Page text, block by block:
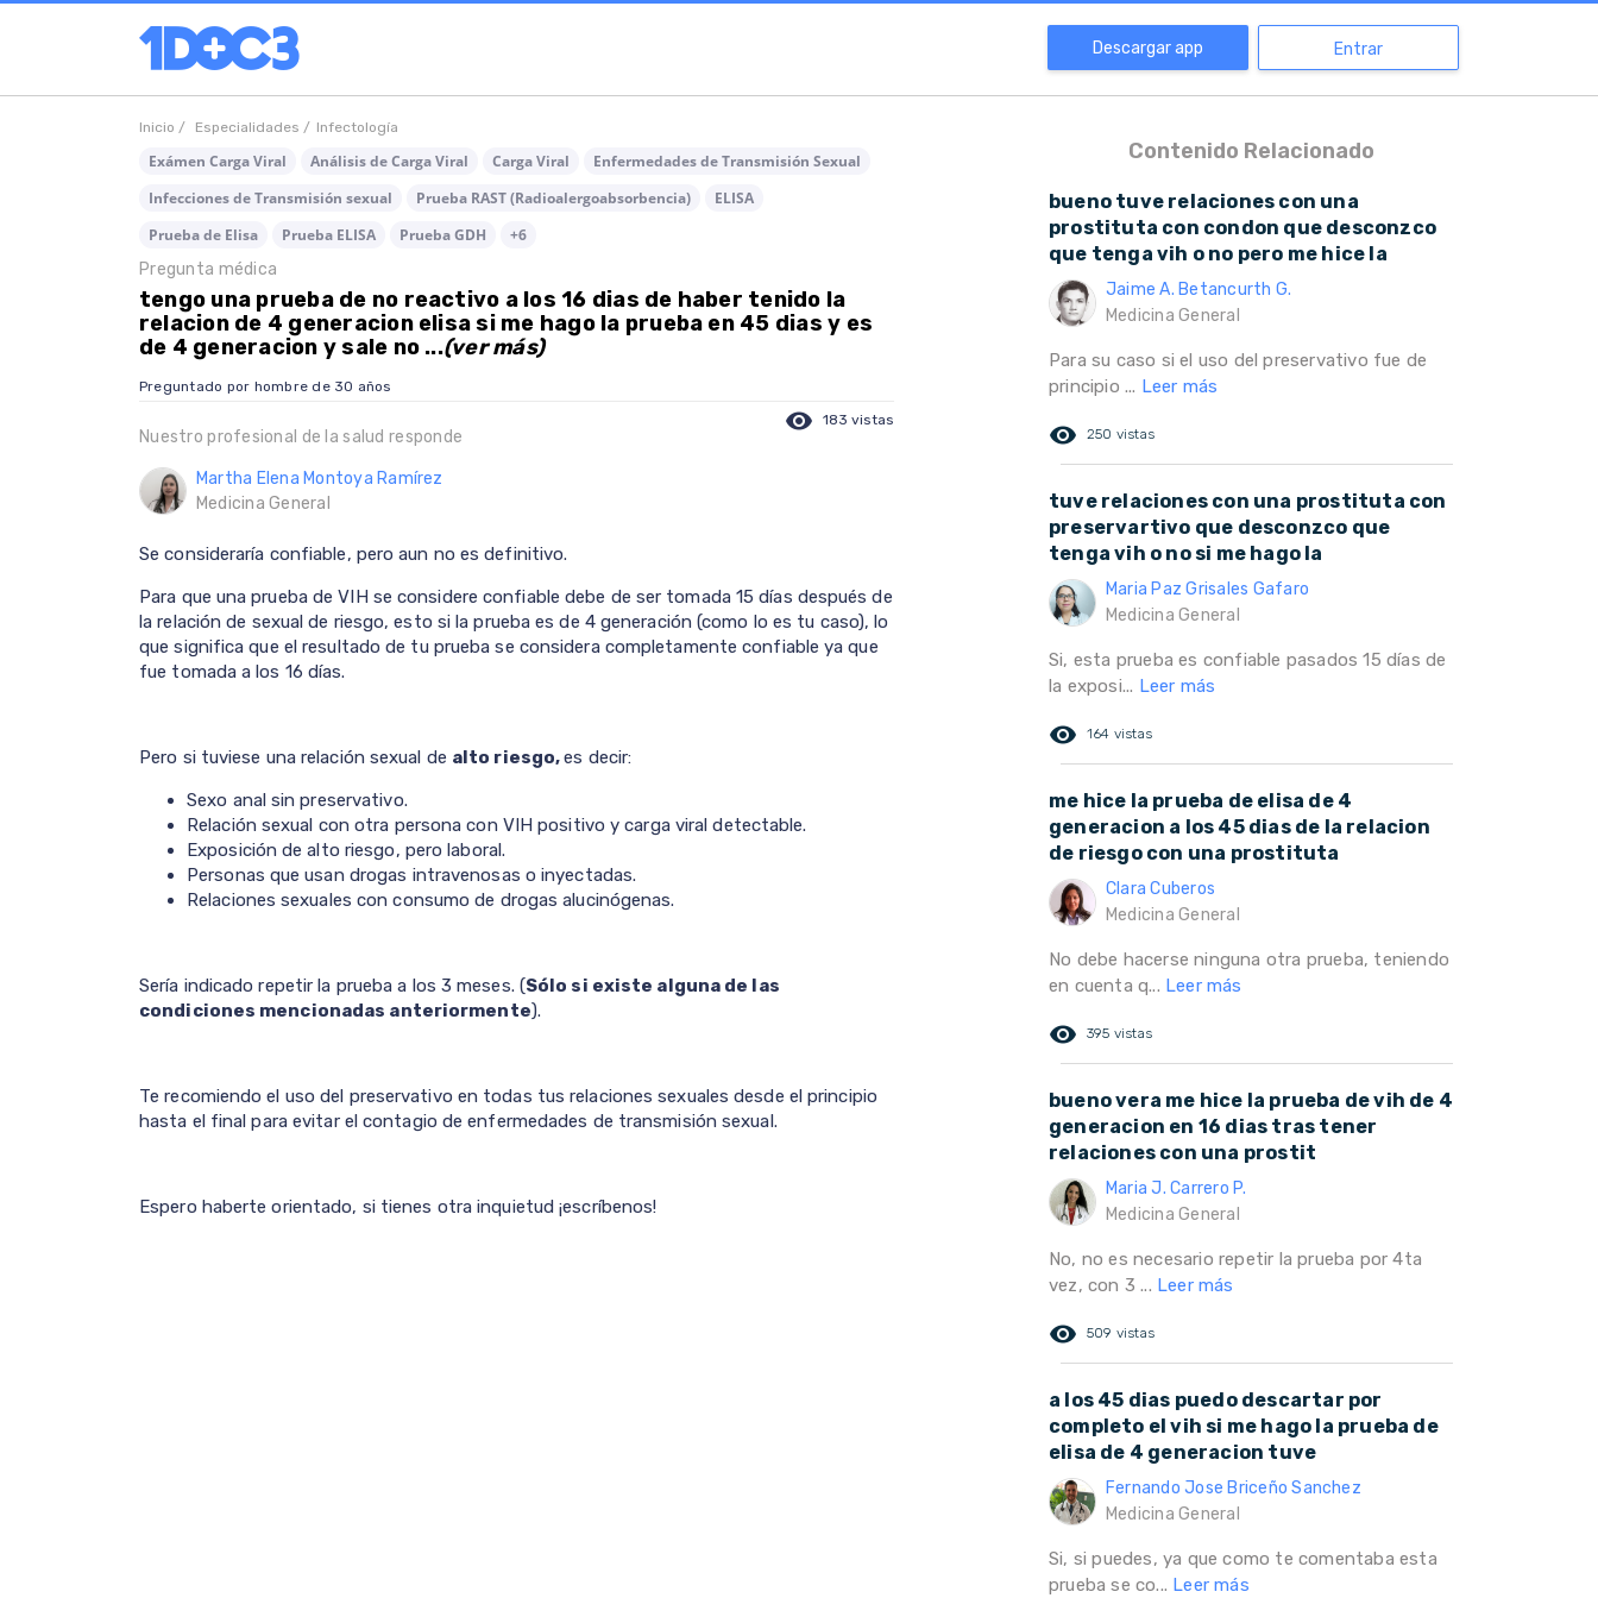
Descargar app Entrar
Inicio / Especialidades / Infectología
Exámen Carga Viral Análisis de Carga Viral Carga Viral
Enfermedades de Transmisión Sexual
Infecciones de Transmisión sexual
Prueba RAST (Radioalergoabsorbencia)
ELISA
Prueba de Elisa
Prueba ELISA Prueba GDH
+6
Pregunta médica
tengo una prueba de no reactivo a los 16 dias de haber tenido la
relacion de 4 generacion elisa si me hago la prueba en 45 dias y es
de 4 generacion y sale no ...(ver más)
Preguntado por hombre de 30 años
visibility 183 vistas
Nuestro profesional de la salud responde
Martha Elena Montoya Ramírez
Medicina General
Se consideraría confiable, pero aun no es definitivo.
Para que una prueba de VIH se considere confiable debe de ser tomada 15 días después de
la relación de sexual de riesgo, esto si la prueba es de 4 generación (como lo es tu caso), lo
que significa que el resultado de tu prueba se considera completamente confiable ya que
fue tomada a los 16 días.
Pero si tuviese una relación sexual de alto riesgo,es decir:
Sexo anal sin preservativo.
Relación sexual con otra persona con VIH positivo y carga viral detectable.
Exposición de alto riesgo, pero laboral.
Personas que usan drogas intravenosas o inyectadas.
Relaciones sexuales con consumo de drogas alucinógenas.
Sería indicado repetir la prueba a los 3 meses. (Sólo si existe alguna de las
condiciones mencionadas anteriormente).
Te recomiendo el uso del preservativo en todas tus relaciones sexuales desde el principio
hasta el final para evitar el contagio de enfermedades de transmisión sexual.
Espero haberte orientado, si tienes otra inquietud ¡escríbenos!
Contenido Relacionado
bueno tuve relaciones con una
prostituta con condon que desconzco
que tenga vih o no pero me hice la
Jaime A. Betancurth G.
Medicina General
Para su caso si el uso del preservativo fue de
principio ... Leer más
remove_red_eye 250 vistas
tuve relaciones con una prostituta con
preservartivo que desconzco que
tenga vih o no si me hago la
Maria Paz Grisales Gafaro
Medicina General
Si, esta prueba es confiable pasados 15 días de
la exposi... Leer más
remove_red_eye 164 vistas
me hice la prueba de elisa de 4
generacion a los 45 dias de la relacion
de riesgo con una prostituta
Clara Cuberos
Medicina General
No debe hacerse ninguna otra prueba, teniendo
en cuenta q... Leer más
remove_red_eye 395 vistas
bueno vera me hice la prueba de vih de 4
generacion en 16 dias tras tener
relaciones con una prostit
Maria J. Carrero P.
Medicina General
No, no es necesario repetir la prueba por 4ta
vez, con 3 ... Leer más
remove_red_eye 509 vistas
a los 45 dias puedo descartar por
completo el vih si me hago la prueba de
elisa de 4 generacion tuve
Fernando Jose Briceño Sanchez
Medicina General
Si, si puedes, ya que como te comentaba esta
prueba se co... Leer más